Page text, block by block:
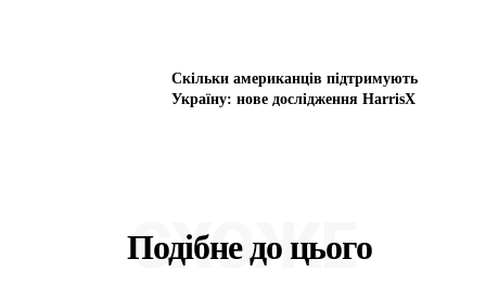
Скільки американців підтримують
Україну: нове дослідження HarrisX
Подібне до цього
СХОЖЕ